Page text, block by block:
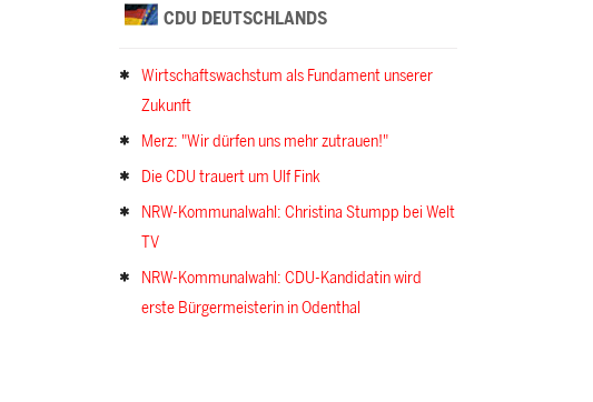
CDU DEUTSCHLANDS
Wirtschaftswachstum als Fundament unserer
Zukunft
Merz: "Wir dürfen uns mehr zutrauen!"
Die CDU trauert um Ulf Fink
NRW-Kommunalwahl: Christina Stumpp bei Welt
TV
NRW-Kommunalwahl: CDU-Kandidatin wird
erste Bürgermeisterin in Odenthal